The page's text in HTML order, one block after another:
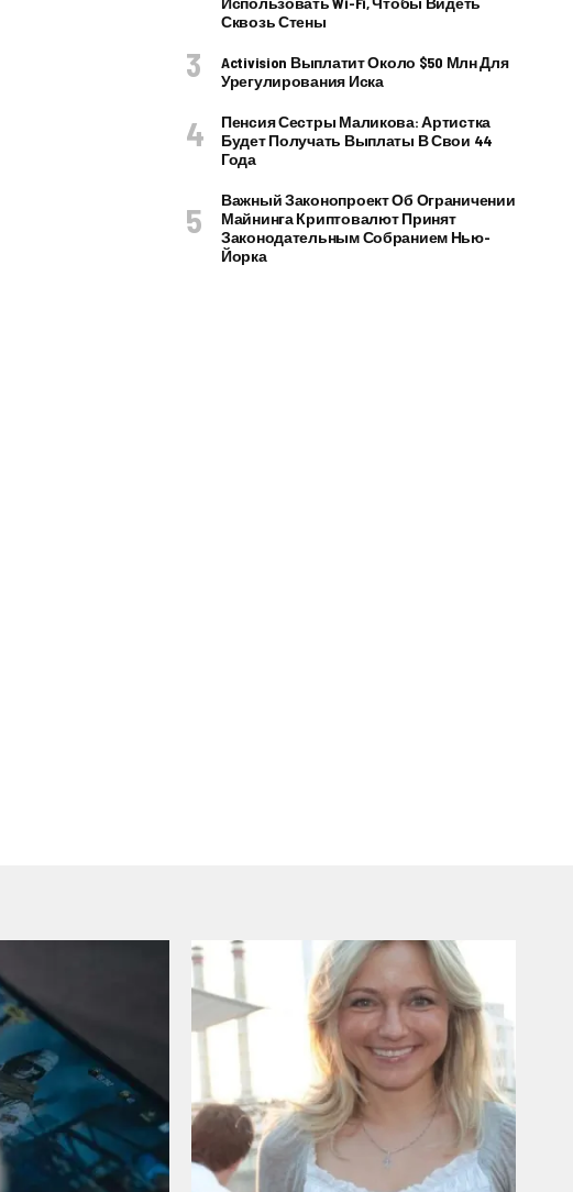
Сквозь Стены
Activision Выплатит Около $50 Млн Для
Урегулирования Иска
Пенсия Сестры Маликова: Артистка
Будет Получать Выплаты В Свои 44
Года
Важный Законопроект Об Ограничении
Майнинга Криптовалют Принят
Законодательным Собранием Нью-
Йорка